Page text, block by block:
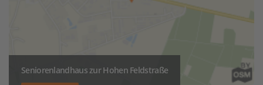
Seniorenlandhaus zur Hohen Feldstraße